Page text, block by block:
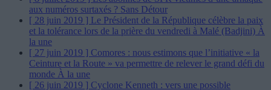
aux numéros surtaxés ? Sans Détour
[ 28 juin 2019 ] Le Président de la République célèbre la paix
et la tolérance lors de la prière du vendredi à Malé (Badjini) À
la une
[ 27 juin 2019 ] Comores : nous estimons que l’initiative « la
Ceinture et la Route » va permettre de relever le grand défi du
monde À la une
[ 26 juin 2019 ] Cyclone Kenneth : vers une possible